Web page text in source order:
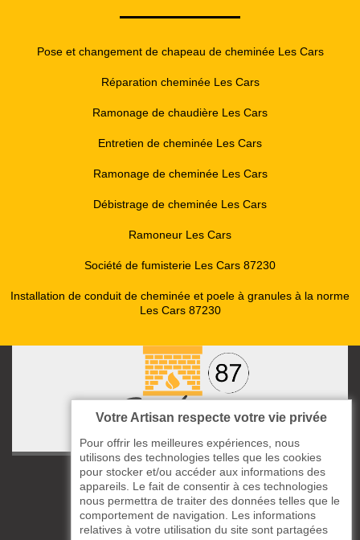
Pose et changement de chapeau de cheminée Les Cars
Réparation cheminée Les Cars
Ramonage de chaudière Les Cars
Entretien de cheminée Les Cars
Ramonage de cheminée Les Cars
Débistrage de cheminée Les Cars
Ramoneur Les Cars
Société de fumisterie Les Cars 87230
Installation de conduit de cheminée et poele à granules à la norme
Les Cars 87230
ccas le Bourg
87220 Boisseuil
05 33 06 14 49
Votre Artisan respecte votre vie privée
Pour offrir les meilleures expériences, nous
utilisons des technologies telles que les cookies
pour stocker et/ou accéder aux informations des
appareils. Le fait de consentir à ces technologies
nous permettra de traiter des données telles que le
comportement de navigation. Les informations
relatives à votre utilisation du site sont partagées